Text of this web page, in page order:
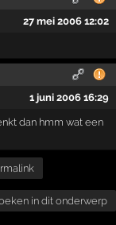
27 mei 2006 12:02
1 juni 2006 16:29
dan hmm wat een
in dit onderwerp